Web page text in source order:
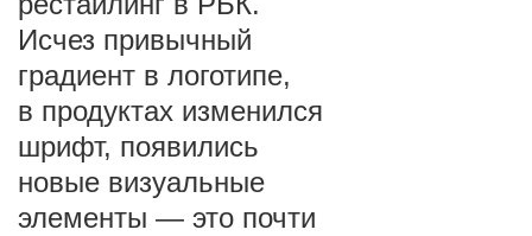
Исчез привычный
градиент в логотипе,
в продуктах изменился
шрифт, появились
новые визуальные
элементы — это почти